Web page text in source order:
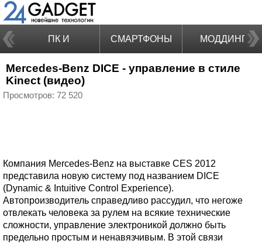
ПК И
НОУТБУКИ
СМАРТФОНЫ МОДДИНГ
Mercedes-Benz DICE - управление в стиле
Kinect (видео)
Просмотров: 72 520
Компания Mercedes-Benz на выставке CES 2012
представила новую систему под названием DICE
(Dynamic & Intuitive Control Experience).
Автопроизводитель справедливо рассудил, что негоже
отвлекать человека за рулем на всякие технические
сложности, управление электроникой должно быть
предельно простым и ненавязчивым. В этой связи